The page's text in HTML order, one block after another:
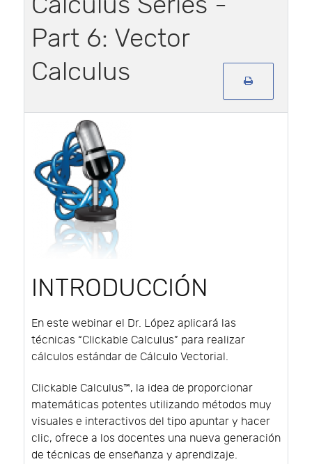
Part 6: Vector
Calculus
INTRODUCCIÓN
En este webinar el Dr. López aplicará las
técnicas “Clickable Calculus” para realizar
cálculos estándar de Cálculo Vectorial.
Clickable Calculus™, la idea de proporcionar
matemáticas potentes utilizando métodos muy
visuales e interactivos del tipo apuntar y hacer
clic, ofrece a los docentes una nueva generación
de técnicas de enseñanza y aprendizaje.